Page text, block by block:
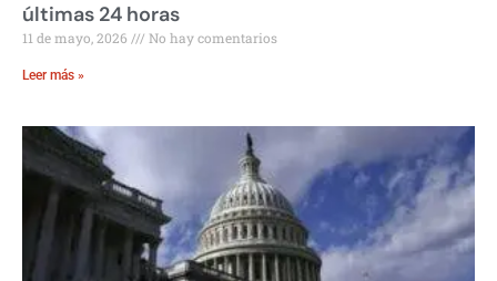
últimas 24 horas
11 de mayo, 2026 No hay comentarios
Leer más »